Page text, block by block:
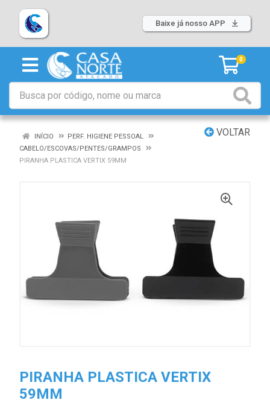
Baixe já nosso APP
0
VOLTAR
INÍCIO
PERF. HIGIENE PESSOAL
CABELO/ESCOVAS/PENTES/GRAMPOS
PIRANHA PLASTICA VERTIX 59MM
PIRANHA PLASTICA VERTIX
59MM